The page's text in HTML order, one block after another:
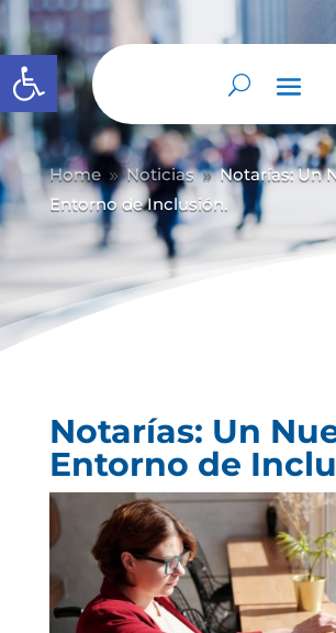
Abrir barra de herramientas
Home 9 Noticias 9 Notarías: Un
Entorno de Inclusión.
Notarías: Un
Entorno de